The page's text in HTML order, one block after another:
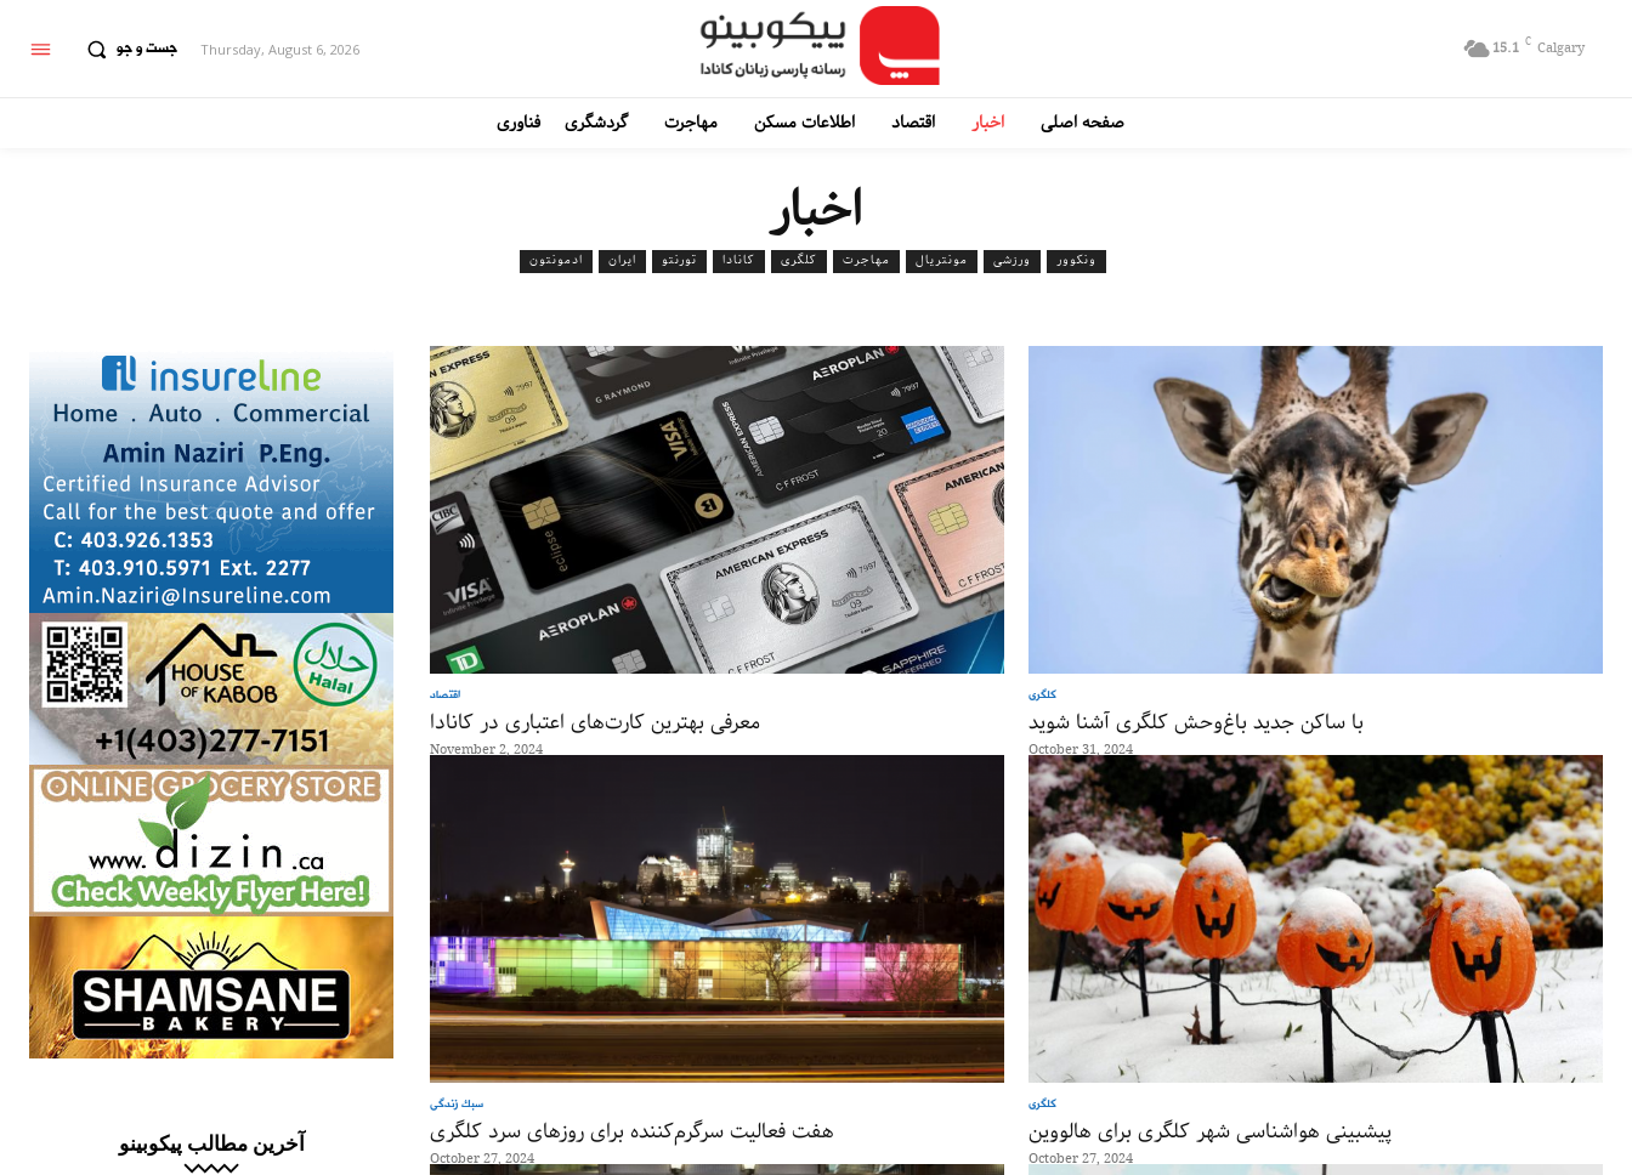
جست و جو Thursday, August 6, 2026 15.1 C Calgary
صفحه اصلی اخبار اقتصاد اطلاعات مسکن مهاجرت گردشگری فناوری
اخبار
ادمونتون ایران تورنتو کانادا کلگری مهاجرت مونتریال ورزشی ونکوور
آخرین مطالب پیکوبینو
اقتصاد
معرفی بهترین کارت‌های اعتباری در کانادا
November 2, 2024
کلگری
با ساکن جدید باغ‌وحش کلگری آشنا شوید
October 31, 2024
سبک زندگی
هفت فعالیت سرگرم‌کننده برای روزهای سرد کلگری
October 27, 2024
کلگری
پیشبینی هواشناسی شهر کلگری برای هالووین
October 27, 2024